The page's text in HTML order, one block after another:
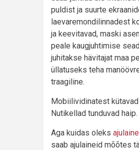
puldist ja suurte
laevaremondilinnadest
ja keevitavad, maski
peale kaugjuhtimise
juhitakse hävitajat maa
üllatuseks teha
traagiline.
Mobiilividinatest
Nutikellad tunduvad haip.
Aga kuidas oleks
saab ajulaineid mõõtes